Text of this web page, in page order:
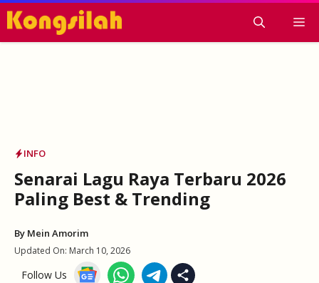
Skip
INFO
Senarai Lagu Raya Terbaru 2026
Paling Best & Trending
By Mein Amorim
Updated On: March 10, 2026
Follow Us